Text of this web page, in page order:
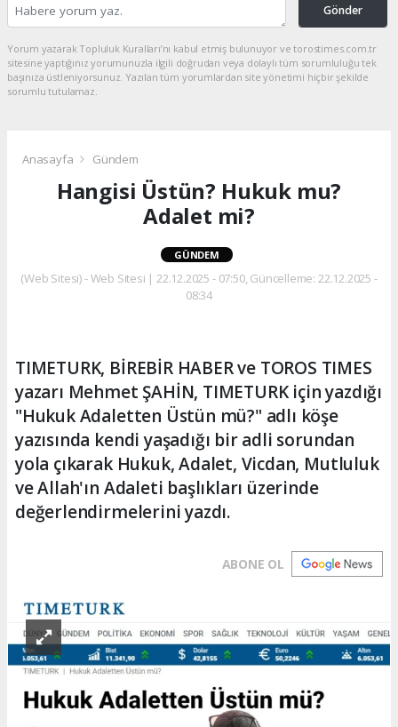
Gönder
Yorum yazarak Topluluk Kuralları’nı kabul etmiş bulunuyor ve torostimes.com.tr
sitesine yaptığınız yorumunuzla ilgili doğrudan veya dolaylı tüm sorumluluğu tek
başınıza üstleniyorsunuz. Yazılan tüm yorumlardan site yönetimi hiçbir şekilde
sorumlu tutulamaz.
Anasayfa Gündem
Hangisi Üstün? Hukuk mu?
Adalet mi?
GÜNDEM
(Web Sitesi) - Web Sitesi | 22.12.2025 - 07:50, Güncelleme: 22.12.2025 -
08:34
TIMETURK, BİREBİR HABER ve TOROS TIMES
yazarı Mehmet ŞAHİN, TIMETURK için yazdığı
"Hukuk Adaletten Üstün mü?" adlı köşe
yazısında kendi yaşadığı bir adli sorundan
yola çıkarak Hukuk, Adalet, Vicdan, Mutluluk
ve Allah'ın Adaleti başlıkları üzerinde
değerlendirmelerini yazdı.
ABONE OL